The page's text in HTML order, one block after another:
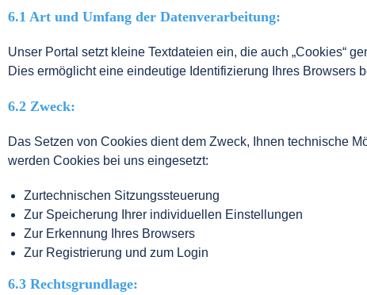
6.1 Art und Umfang der Datenverarbeitung:
Unser Portal setzt kleine Textdateien ein, die auch „Cookies“
Dies ermöglicht eine eindeutige Identifizierung Ihres Browsers
6.2 Zweck:
Das Setzen von Cookies dient dem Zweck, Ihnen technische
werden Cookies bei uns eingesetzt:
Zurtechnischen Sitzungssteuerung
Zur Speicherung Ihrer individuellen Einstellungen
Zur Erkennung Ihres Browsers
Zur Registrierung und zum Login
6.3 Rechtsgrundlage: